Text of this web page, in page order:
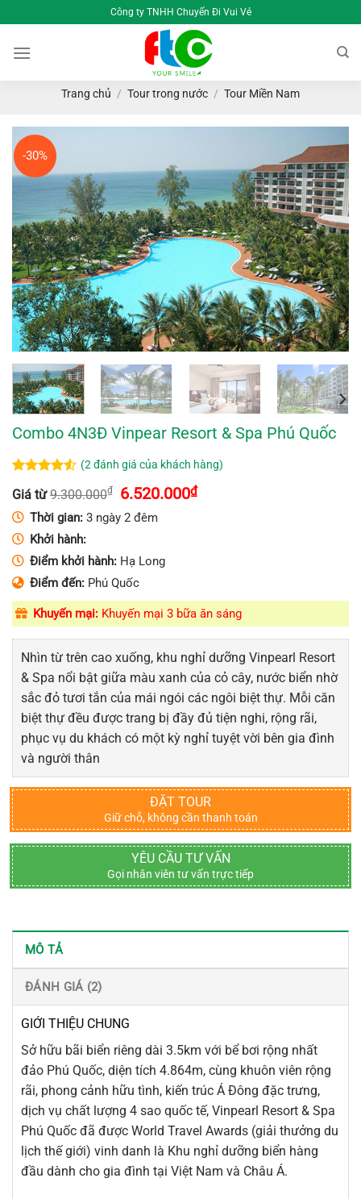
qua
nội
Công ty TNHH Chuyến Đi Vui Vẻ
Trang chủ / Tour trong nước / Tour Miền Nam
-30%
Combo 4N3Đ Vinpear Resort & Spa Phú Quốc
5 dựa trên
đánh giá
(2đánh giá của khách hàng)
Giá từ9.300.000₫
Giá
gốc
là:
6.520.000₫Giá
Thời gian: 3 ngày 2 đêm
Khởi hành:
Điểm khởi hành: Hạ Long
Điểm đến: Phú Quốc
Khuyến mại: Khuyến mại 3 bữa ăn sáng
Nhìn từ trên cao xuống, khu nghỉ dưỡng Vinpearl Resort
& Spa nổi bật giữa màu xanh của cỏ cây, nước biển nhờ
sắc đỏ tươi tắn của mái ngói các ngôi biệt thự. Mỗi căn
biệt thự đều được trang bị đầy đủ tiện nghi, rộng rãi,
phục vụ du khách có một kỳ nghỉ tuyệt vời bên gia đình
và người thân
ĐẶT TOUR
Giữ chỗ, không cần thanh toán
YÊU CẦU TƯ VẤN
Gọi nhân viên tư vấn trực tiếp
MÔ TẢ
ĐÁNH GIÁ (2)
GIỚI THIỆU CHUNG
Sở hữu bãi biển riêng dài 3.5km với bể bơi rộng nhất
đảo Phú Quốc, diện tích 4.864m, cùng khuôn viên rộng
rãi, phong cảnh hữu tình, kiến trúc Á Đông đặc trưng,
dịch vụ chất lượng 4 sao quốc tế, Vinpearl Resort & Spa
Phú Quốc đã được World Travel Awards (giải thưởng du
lịch thế giới) vinh danh là Khu nghỉ dưỡng biển hàng
đầu dành cho gia đình tại Việt Nam và Châu Á.